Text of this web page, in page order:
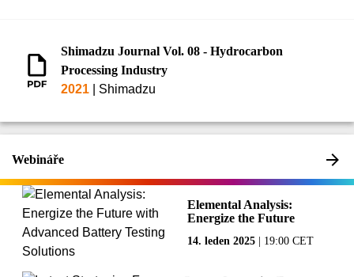
Shimadzu Journal Vol. 08 - Hydrocarbon
Processing Industry
2021
Shimadzu
Webináře
Elemental Analysis:
Energize the Future
Battery Testing
14. leden 2025 | 19:00 CET